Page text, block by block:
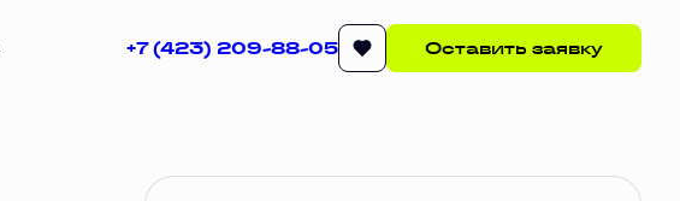
+7 (423) 209-88-05 Оставить заявку
Квартира забронирована